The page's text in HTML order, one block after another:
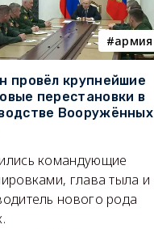
армия
провёл крупнейшие
перестановки в
Вооружённых
командующие
глава тыла и
нового рода